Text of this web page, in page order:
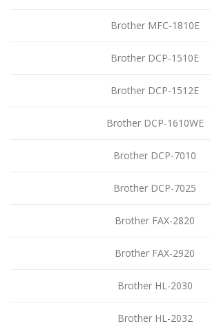
Brother MFC-1810E
Brother DCP-1510E
Brother DCP-1512E
Brother DCP-1610WE
Brother DCP-7010
Brother DCP-7025
Brother FAX-2820
Brother FAX-2920
Brother HL-2030
Brother HL-2032